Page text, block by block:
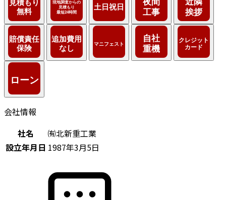
会社情報
社名
㈲北新重工業
設立年月日 1987年3月5日